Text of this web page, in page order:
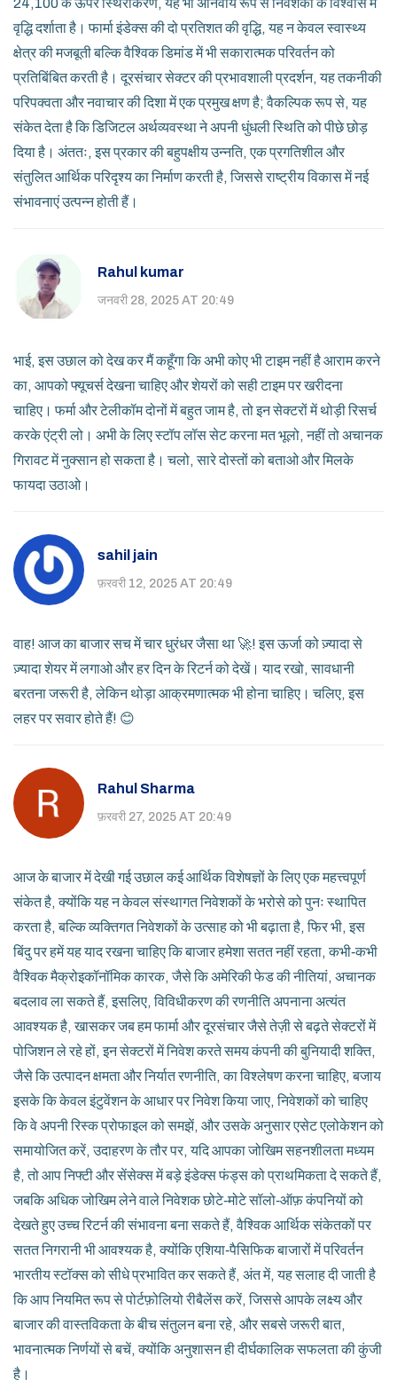
24,100 के ऊपर स्थिरीकरण, यह भी अनिवार्य रूप से निवेशकों के विश्वास में
वृद्धि दर्शाता है। फार्मा इंडेक्स की दो प्रतिशत की वृद्धि, यह न केवल स्वास्थ्य
क्षेत्र की मजबूती बल्कि वैश्विक डिमांड में भी सकारात्मक परिवर्तन को
प्रतिबिंबित करती है। दूरसंचार सेक्टर की प्रभावशाली प्रदर्शन, यह तकनीकी
परिपक्वता और नवाचार की दिशा में एक प्रमुख क्षण है; वैकल्पिक रूप से, यह
संकेत देता है कि डिजिटल अर्थव्यवस्था ने अपनी धुंधली स्थिति को पीछे छोड़
दिया है। अंततः, इस प्रकार की बहुपक्षीय उन्नति, एक प्रगतिशील और
संतुलित आर्थिक परिदृश्य का निर्माण करती है, जिससे राष्ट्रीय विकास में नई
संभावनाएं उत्पन्न होती हैं।
Rahul kumar
जनवरी 28, 2025 AT 20:49
भाई, इस उछाल को देख कर मैं कहूँगा कि अभी कोए भी टाइम नहीं है आराम करने
का, आपको फ्यूचर्स देखना चाहिए और शेयरों को सही टाइम पर खरीदना
चाहिए। फर्मा और टेलीकॉम दोनों में बहुत जाम है, तो इन सेक्टरों में थोड़ी रिसर्च
करके एंट्री लो। अभी के लिए स्टॉप लॉस सेट करना मत भूलो, नहीं तो अचानक
गिरावट में नुक्सान हो सकता है। चलो, सारे दोस्तों को बताओ और मिलके
फायदा उठाओ।
sahil jain
फ़रवरी 12, 2025 AT 20:49
वाह! आज का बाजार सच में चार धुरंधर जैसा था 🚀! इस ऊर्जा को ज़्यादा से
ज़्यादा शेयर में लगाओ और हर दिन के रिटर्न को देखें। याद रखो, सावधानी
बरतना जरूरी है, लेकिन थोड़ा आक्रमणात्मक भी होना चाहिए। चलिए, इस
लहर पर सवार होते हैं! 😊
Rahul Sharma
फ़रवरी 27, 2025 AT 20:49
आज के बाजार में देखी गई उछाल कई आर्थिक विशेषज्ञों के लिए एक महत्त्वपूर्ण
संकेत है, क्योंकि यह न केवल संस्थागत निवेशकों के भरोसे को पुनः स्थापित
करता है, बल्कि व्यक्तिगत निवेशकों के उत्साह को भी बढ़ाता है, फिर भी, इस
बिंदु पर हमें यह याद रखना चाहिए कि बाजार हमेशा सतत नहीं रहता, कभी‑कभी
वैश्विक मैक्रोइकॉनॉमिक कारक, जैसे कि अमेरिकी फेड की नीतियां, अचानक
बदलाव ला सकते हैं, इसलिए, विविधीकरण की रणनीति अपनाना अत्यंत
आवश्यक है, खासकर जब हम फार्मा और दूरसंचार जैसे तेज़ी से बढ़ते सेक्टरों में
पोजिशन ले रहे हों, इन सेक्टरों में निवेश करते समय कंपनी की बुनियादी शक्ति,
जैसे कि उत्पादन क्षमता और निर्यात रणनीति, का विश्लेषण करना चाहिए, बजाय
इसके कि केवल इंटुवेंशन के आधार पर निवेश किया जाए, निवेशकों को चाहिए
कि वे अपनी रिस्क प्रोफाइल को समझें, और उसके अनुसार एसेट एलोकेशन को
समायोजित करें, उदाहरण के तौर पर, यदि आपका जोखिम सहनशीलता मध्यम
है, तो आप निफ्टी और सेंसेक्स में बड़े इंडेक्स फंड्स को प्राथमिकता दे सकते हैं,
जबकि अधिक जोखिम लेने वाले निवेशक छोटे‑मोटे सॉलो‑ऑफ़ कंपनियों को
देखते हुए उच्च रिटर्न की संभावना बना सकते हैं, वैश्विक आर्थिक संकेतकों पर
सतत निगरानी भी आवश्यक है, क्योंकि एशिया‑पैसिफिक बाजारों में परिवर्तन
भारतीय स्टॉक्स को सीधे प्रभावित कर सकते हैं, अंत में, यह सलाह दी जाती है
कि आप नियमित रूप से पोर्टफ़ोलियो रीबैलेंस करें, जिससे आपके लक्ष्य और
बाजार की वास्तविकता के बीच संतुलन बना रहे, और सबसे जरूरी बात,
भावनात्मक निर्णयों से बचें, क्योंकि अनुशासन ही दीर्घकालिक सफलता की कुंजी
है।